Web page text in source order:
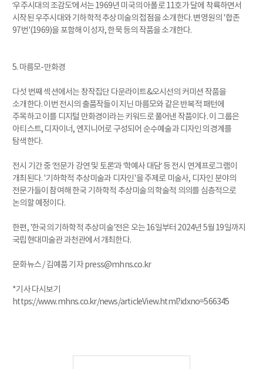
‘우주시대의 조감도’에서는 1969년 미국의 아폴로 11호가 달에 착륙하면서
시작된 우주시대와 기하학적 추상미술의 접점을 소개한다. 변영원의 '합존
97번'(1969)을 포함해 이성자, 한묵 등의 작품을 소개한다.
5. 마름모-만화경
다섯 번째 섹션에서는 창작집단 다운라이트&오시선의 커미션 작품을
소개한다. 이번 전시의 출품작들이 지닌 마름모와 같은 반복적 패턴에
주목하고 이를 디지털 만화경이라는 키워드로 풀어낸 작품이다. 이 그룹은
아티스트, 디자이너, 엔지니어로 구성되어 순수예술과 디자인의 경계를
탐색한다.
전시 기간 중 ‘전문가 강연 및 토론’과 ‘학예사 대담’ 등 전시 연계프로그램이
개최된다. '기하학적 추상미술과 디자인'을 주제로 미술사, 디자인 분야의
전문가들이 참여해 한국 기하학적 추상미술의 학술적 의의를 심층적으로
논의할 예정이다.
한편, '한국의 기하학적 추상미술'전은 오는 16일부터 2024년 5월 19일까지
국립현대미술관 과천관에서 개최한다.
문화뉴스 / 김예품 기자 press@mhns.co.kr
*기사 다시보기
https://www.mhns.co.kr/news/articleView.html?idxno=566345